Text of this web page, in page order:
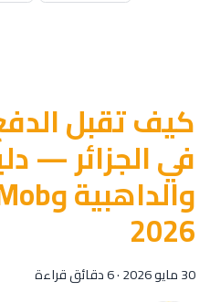
كيف تقبل
2026
30 مايو 2026 ·6 دقائق قراءة